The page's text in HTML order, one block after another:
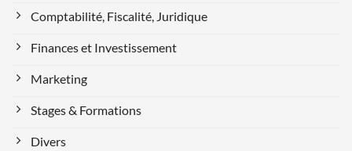
Comptabilité, Fiscalité, Juridique
Finances et Investissement
Marketing
Stages & Formations
Divers